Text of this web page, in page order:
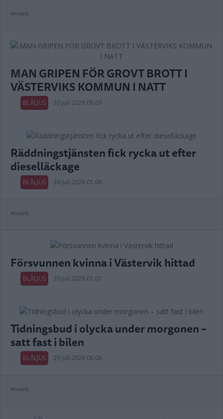
Annons:
MAN GRIPEN FÖR GROVT BROTT I
VÄSTERVIKS KOMMUN I NATT
BLÅLJUS 30 juli 2026 06.09
Räddningstjänsten fick rycka ut efter
dieselläckage
BLÅLJUS 30 juli 2026 01.06
Annons:
Försvunnen kvinna i Västervik hittad
BLÅLJUS 30 juli 2026 01.01
Tidningsbud i olycka under morgonen –
satt fast i bilen
BLÅLJUS 29 juli 2026 06.08
Annons: